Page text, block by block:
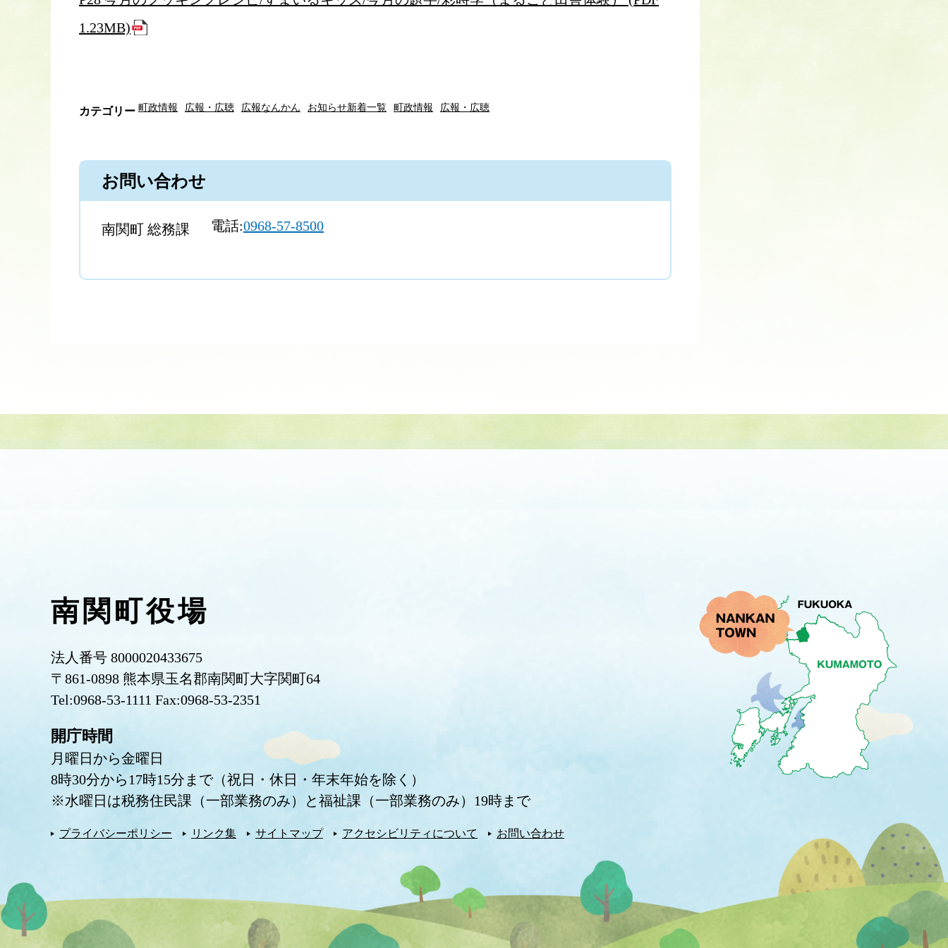
1.23MB)
カテゴリー 町政情報 広報・広聴 広報なんかん お知らせ新着一覧 町政情報 広報・広聴
お問い合わせ
南関町 総務課 電話:0968-57-8500
南関町役場
法人番号 8000020433675
〒861-0898 熊本県玉名郡南関町大字関町64
Tel:0968-53-1111 Fax:0968-53-2351
開庁時間
月曜日から金曜日
8時30分から17時15分まで（祝日・休日・年末年始を除く）
※水曜日は税務住民課（一部業務のみ）と福祉課（一部業務のみ）19時まで
プライバシーポリシー リンク集 サイトマップ アクセシビリティについて お問い合わせ